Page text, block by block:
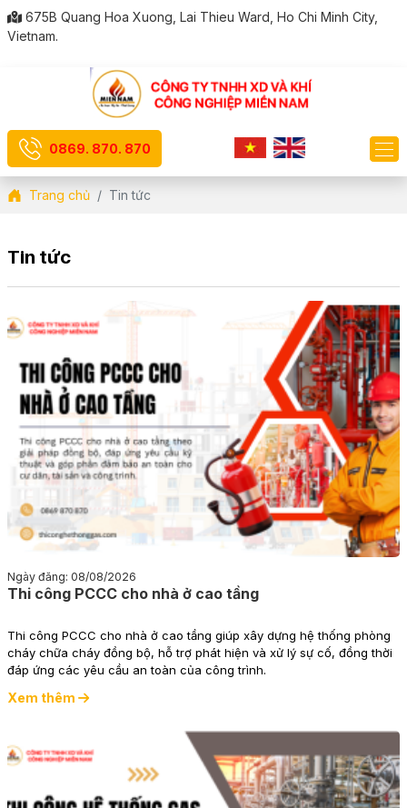
675B Quang Hoa Xuong, Lai Thieu Ward, Ho Chi Minh City,
Vietnam.
0869. 870. 870
Trang chủ Tin tức
Tin tức
Ngày đăng: 08/08/2026
Thi công PCCC cho nhà ở cao tầng
Thi công PCCC cho nhà ở cao tầng giúp xây dựng hệ thống phòng
cháy chữa cháy đồng bộ, hỗ trợ phát hiện và xử lý sự cố, đồng thời
đáp ứng các yêu cầu an toàn của công trình.
Xem thêm